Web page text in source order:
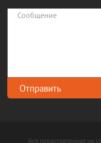
Вся представленная на